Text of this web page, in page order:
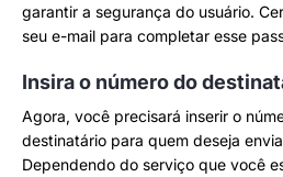
garantir a segurança do usuário.
seu e-mail para completar esse
Insira o número do
Agora, você precisará inserir o
destinatário para quem deseja
Dependendo do serviço que você